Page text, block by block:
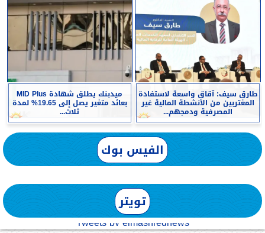
طارق سيف: آقاق واسعة لاستفادة
المغتربين من الأنشطة المالية غير
المصرفية ودمجهم...
ميدبنك يطلق شهادة MID Plus
بعائد متغير يصل إلى 19.65% لمدة
ثلاث...
الفيس بوك
تويتر
Tweets by elmashreqnews